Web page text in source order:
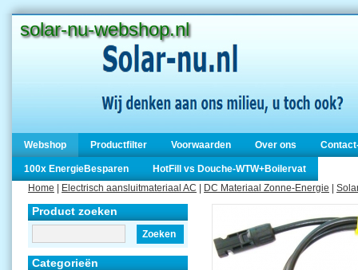
solar-nu-webshop.nl
Webshop Productfilter Voorwaarden Over ons
100x EnergieBesparen
HotFill vs Douche-WTW+Boilervat
Home
Electrisch aansluitmateriaal AC DC Materiaal Zonne-Energie
Product zoeken
Zoeken
Categorieën